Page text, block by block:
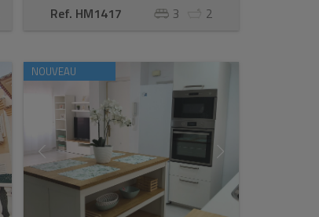
Ref. HM1417 3 2
NOUVEAU